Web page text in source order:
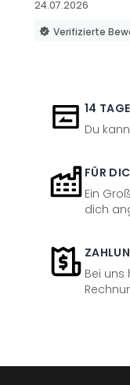
24.07.2026
Verifizierte
14
Du
FÜR
Ein
dich
Bei